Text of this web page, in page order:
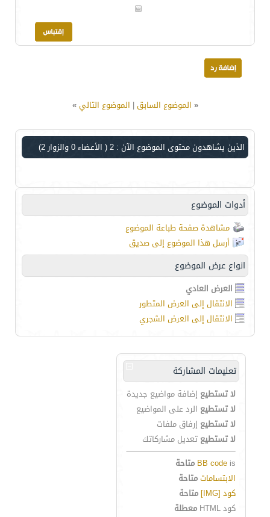
« الموضوع السابق| الموضوع التالي»
الذين يشاهدون محتوى الموضوع الآن : 2 ( الأعضاء 0 والزوار 2)
أدوات الموضوع
مشاهدة صفحة طباعة الموضوع
أرسل هذا الموضوع إلى صديق
انواع عرض الموضوع
العرض العادي
الانتقال إلى العرض المتطور
الانتقال إلى العرض الشجري
تعليمات المشاركة
لا تستطيع إضافة مواضيع جديدة
لا تستطيع الرد على المواضيع
لا تستطيع إرفاق ملفات
لا تستطيع تعديل مشاركاتك
BB code is
متاحة
الابتساماتمتاحة
كود [IMG]
متاحة
كود HTML
معطلة